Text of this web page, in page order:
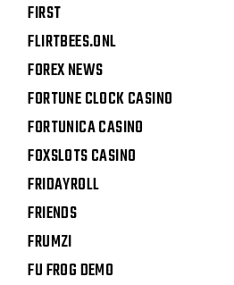
FIRST
FLIRTBEES.ONL
FOREX NEWS
FORTUNE CLOCK CASINO
FORTUNICA CASINO
FOXSLOTS CASINO
FRIDAYROLL
FRIENDS
FRUMZI
FU FROG DEMO